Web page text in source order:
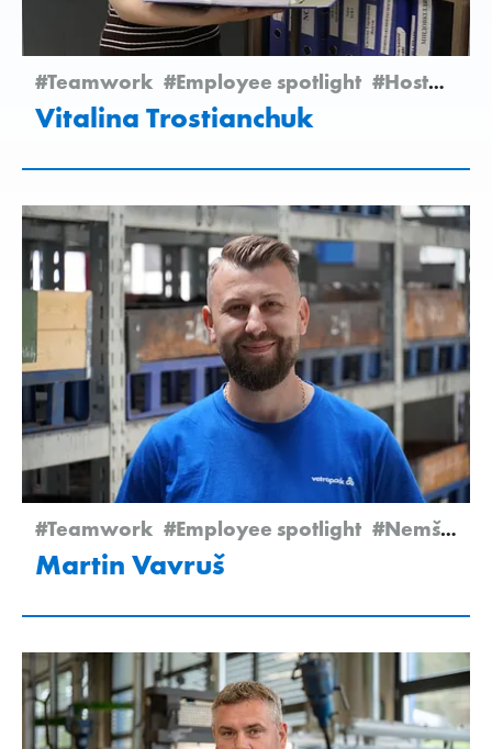
#Teamwork #Employee spotlight #Hostomel
Vitalina Trostianchuk
#Teamwork #Employee spotlight #Nemšová
Martin Vavruš